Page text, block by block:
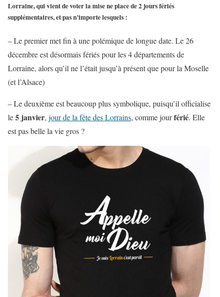
Lorraine, qui vient de voter la mise ne place de2 jours fériés
supplémentaires, et pas n’importe lesquels :
– Le premier met fin à une polémique de longue date. Le 26
décembre est désormais fériés pour les 4 départements de
Lorraine, alors qu’il ne l’était jusqu’à présent que pour la Moselle
(et l’Alsace)
– Le deuxième est beaucoup plus symbolique, puisqu’il officialise
le5 janvier, jour de la fête des Lorrains, comme jourférié. Elle
est pas belle la vie gros ?